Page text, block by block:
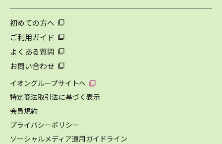
初めての方へ
ご利用ガイド
よくある質問
お問い合わせ
イオングループサイトへ
特定商法取引法に基づく表示
会員規約
プライバシーポリシー
ソーシャルメディア運用ガイドライン